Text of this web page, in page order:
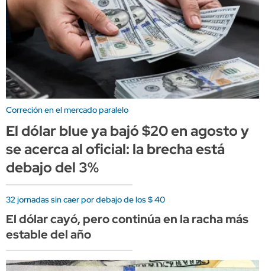
Correción en el mercado paralelo
El dólar blue ya bajó $20 en agosto y
se acerca al oficial: la brecha está
debajo del 3%
32 jornadas sin caer por debajo de los $ 40
El dólar cayó, pero continúa en la racha más
estable del año